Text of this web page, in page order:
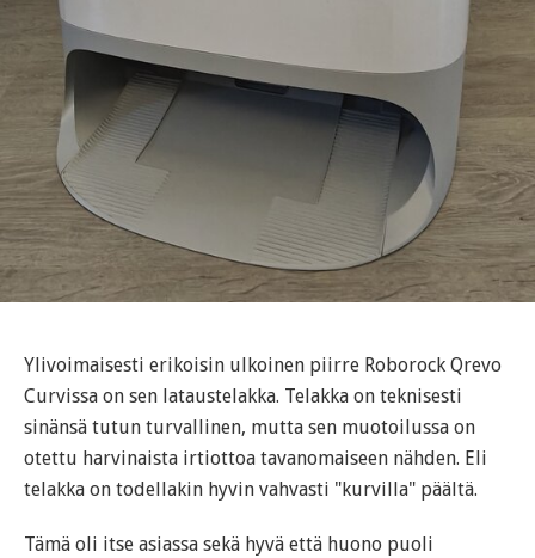
Ylivoimaisesti erikoisin ulkoinen piirre Roborock Qrevo
Curvissa on sen lataustelakka. Telakka on teknisesti
sinänsä tutun turvallinen, mutta sen muotoilussa on
otettu harvinaista irtiottoa tavanomaiseen nähden. Eli
telakka on todellakin hyvin vahvasti "kurvilla" päältä.
Tämä oli itse asiassa sekä hyvä että huono puoli